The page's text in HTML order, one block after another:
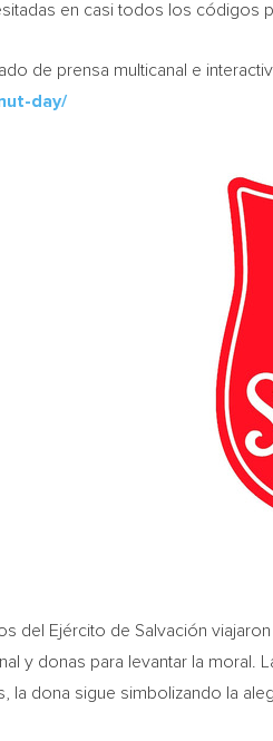
en casi todos los códigos
de prensa multicanal e
day/
del Ejército de Salvación
y donas para levantar la moral.
la dona sigue simbolizando la